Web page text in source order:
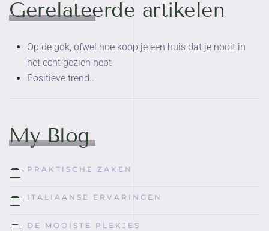
Gerelateerde artikelen
Op de gok, ofwel hoe koop je een huis dat je nooit in
het echt gezien hebt
Positieve trend...
My Blog
PRAKTISCHE ZAKEN
ITALIAANSE ERVARINGEN
DE MOOISTE PLEKJES